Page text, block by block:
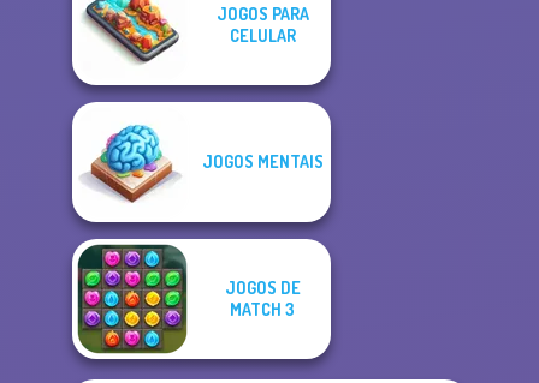
JOGOS PARA
CELULAR
JOGOS MENTAIS
JOGOS DE
MATCH 3